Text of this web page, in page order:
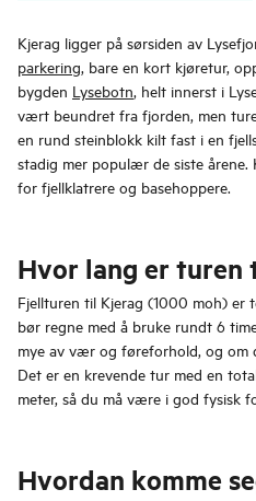
Kjerag ligger på sørsiden av
parkering, bare en kort kjøretur,
bygden Lysebotn, helt innerst i
vært beundret fra fjorden, men
en rund steinblokk kilt fast i en
stadig mer populær de siste
for fjellklatrere og basehoppere.
Hvor lang er turen
Fjellturen til Kjerag (1000 moh) er
bør regne med å bruke rundt 6
mye av vær og føreforhold, og om
Det er en krevende tur med en
meter, så du må være i god fysisk
Hvordan komme